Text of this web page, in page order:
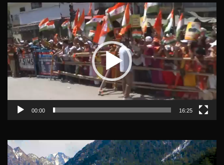
Video
Player
00:00 16:25
Video
Player